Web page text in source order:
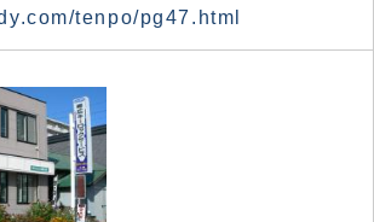
tenpo/pg47.html